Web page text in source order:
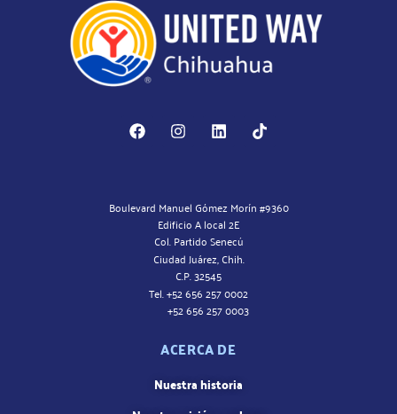
Boulevard Manuel Gómez Morín #9360
Edificio A local 2E
Col. Partido Senecú
Ciudad Juárez, Chih.
C.P. 32545
Tel. +52 656 257 0002
+52 656 257 0003
ACERCA DE
Nuestra historia